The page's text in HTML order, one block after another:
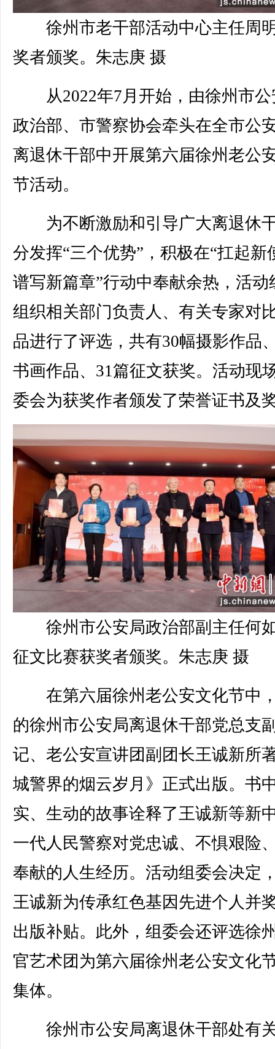
徐州市老干部活动中心主任周
奖者颁奖。朱志庚 摄
从2022年7月开始，由徐州市公
政治部、市警察协会牵头在全市公
离退休干部中开展第六届徐州老公
节活动。
为不断激励和引导广大离退休
分发挥“三个优势”，积极在“扛起新
谱写新篇章”行动中奉献余热，活动
组织相关部门负责人、有关专家对
品进行了评选，共有30幅摄影作品
书画作品、31篇征文获奖。活动现
委会为获奖作者颁发了荣誉证书及
徐州市公安局政治部副主任何
征文比赛获奖者颁奖。朱志庚 摄
在第六届徐州老公安文化节中
的徐州市公安局离退休干部党总支
记、老公安宣讲团副团长王诚新所
城警界的烟云岁月》正式出版。书
实、生动的故事诠释了王诚新等新
一代人民警察对党忠诚、不惧艰险
奉献的人生经历。活动组委会决定
王诚新为传承红色基因先进个人并
出版补贴。此外，组委会还评选徐
官艺术团为第六届徐州老公安文化
集体。
徐州市公安局离退休干部处有